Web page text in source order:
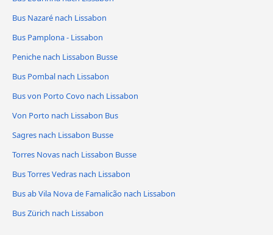
Bus Nazaré nach Lissabon
Bus Pamplona - Lissabon
Peniche nach Lissabon Busse
Bus Pombal nach Lissabon
Bus von Porto Covo nach Lissabon
Von Porto nach Lissabon Bus
Sagres nach Lissabon Busse
Torres Novas nach Lissabon Busse
Bus Torres Vedras nach Lissabon
Bus ab Vila Nova de Famalicão nach Lissabon
Bus Zürich nach Lissabon